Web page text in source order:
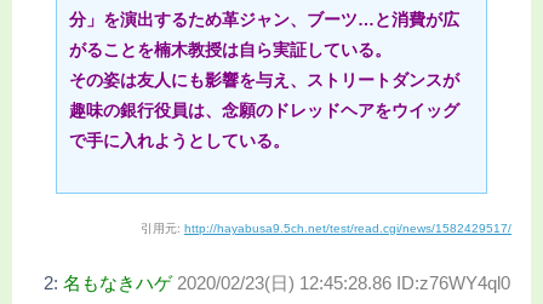
分」を演出するため革ジャン、ブーツ…と消費が広
がることを楠木教授は自ら実証している。
その姿は友人にも影響を与え、ストリートダンスが
趣味の銀行役員は、念願のドレッドヘアをウイッグ
で手に入れようとしている。
引用元: http://hayabusa9.5ch.net/test/read.cgi/news/1582429517/
2: 名もなきハゲ 2020/02/23(日) 12:45:28.86 ID:z76WY4ql0